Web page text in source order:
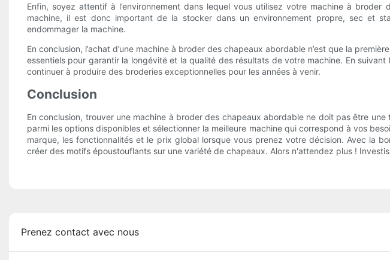
Enfin, soyez attentif à l’environnement dans lequel vous utilisez votre machine à
machine, il est donc important de la stocker dans un environnement propre, sec et
endommager la machine.
En conclusion, l’achat d’une machine à broder des chapeaux abordable n’est que la
essentiels pour garantir la longévité et la qualité des résultats de votre machine. En
continuer à produire des broderies exceptionnelles pour les années à venir.
Conclusion
En conclusion, trouver une machine à broder des chapeaux abordable ne doit pas être
parmi les options disponibles et sélectionner la meilleure machine qui correspond à vos
marque, les fonctionnalités et le prix global lorsque vous prenez votre décision. Avec la
créer des motifs époustouflants sur une variété de chapeaux. Alors n'attendez plus !
Prenez contact avec nous